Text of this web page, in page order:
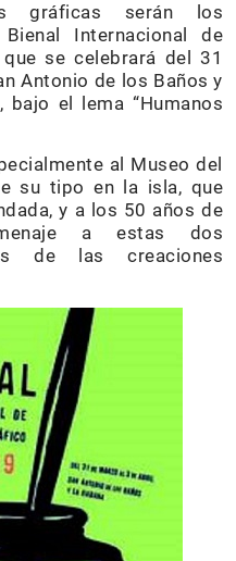
gráficas serán los
Internacional de
se celebrará del 31
Antonio de los Baños y
bajo el lema “Humanos
al Museo del
su tipo en la isla, que
y a los 50 años de
a estas dos
de las creaciones